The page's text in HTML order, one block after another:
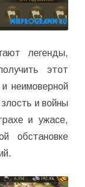
легенды,
этот
неимоверной
и войны
и ужасе,
обстановке